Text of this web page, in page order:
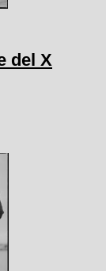
del X